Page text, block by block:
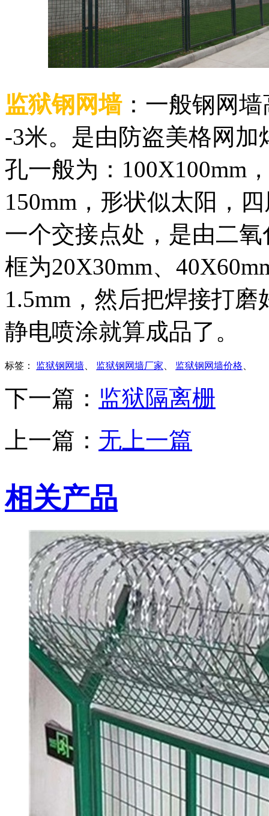
监狱钢网墙：一般钢网
-3米。是由防盗美格网
孔一般为：100X100mm
150mm，形状似太阳，
一个交接点处，是由二
框为20X30mm、
1.5mm，然后把焊接打
静电喷涂就算成品了。
标签： 监狱钢网墙、 监狱钢网墙厂家、 监狱钢网墙价格、
下一篇： 监狱隔离栅
上一篇： 无上一篇
相关产品